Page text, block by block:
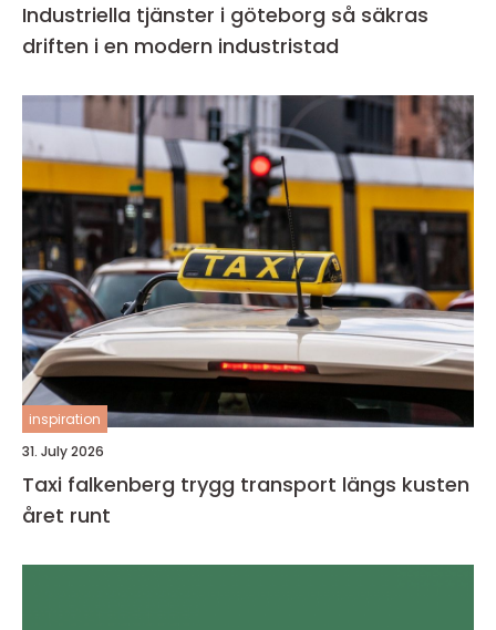
Industriella tjänster i göteborg så säkras
driften i en modern industristad
inspiration
31. July 2026
Taxi falkenberg trygg transport längs kusten
året runt